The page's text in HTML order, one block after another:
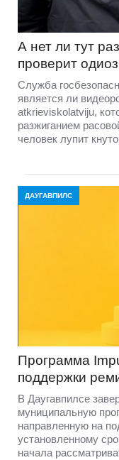
А нет ли тут
проверит
Служба
является ли
atkrieviskolatviju,
разжиганием
человек лупит
ДАУГАВПИЛС
Программа
поддержки
В Даугавпилсе
муниципальную
направленную на
установленному
начала